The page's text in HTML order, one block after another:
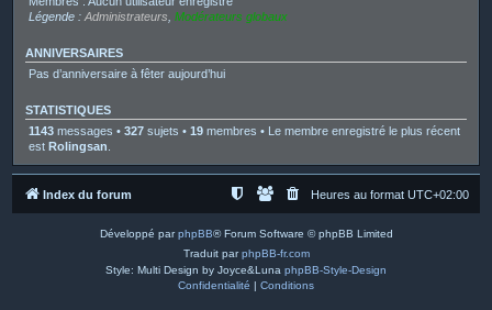
Légende : Administrateurs Modérateurs globaux
ANNIVERSAIRES
Pas d’anniversaire à fêter aujourd’hui
STATISTIQUES
1143 messages • 327 sujets • 19 membres • Le membre enregistré le plus récent
est Rolingsan
Index du forum Heures au format UTC+02:00
Développé parphpBB® Forum Software © phpBB Limited
Traduit parphpBB-fr.com
Style: Multi Design by Joyce&Luna phpBB-Style-Design
Confidentialité | Conditions